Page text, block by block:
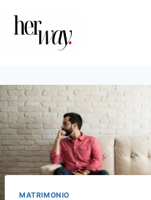
contenido
MATRIMONIO